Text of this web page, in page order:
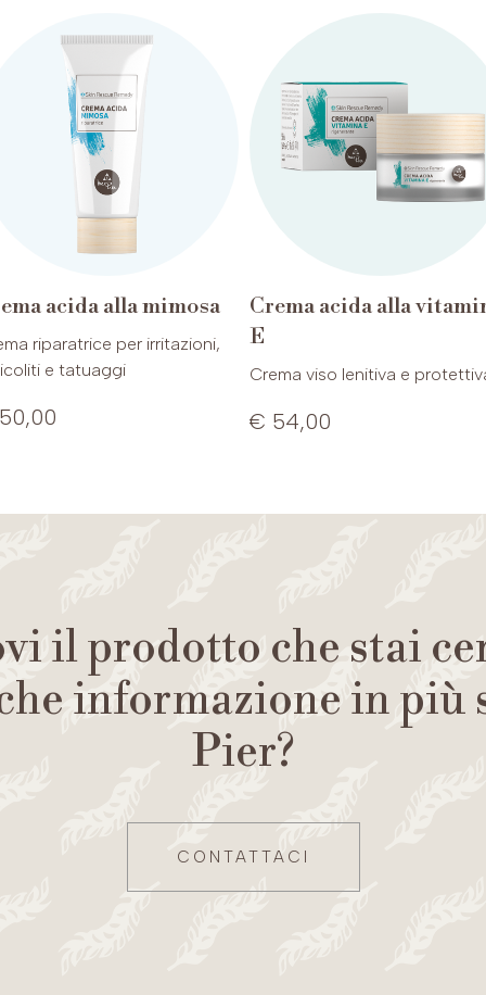
acida alla mimosa
riparatrice per irritazioni,
e tatuaggi
Crema acida alla
E
Crema viso lenitiva e
€ 54,00
il prodotto che stai
informazione in più
Pier?
CONTATTACI